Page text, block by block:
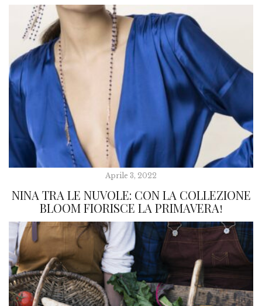
Aprile 3, 2022
NINA TRA LE NUVOLE: CON LA COLLEZIONE
BLOOM FIORISCE LA PRIMAVERA!